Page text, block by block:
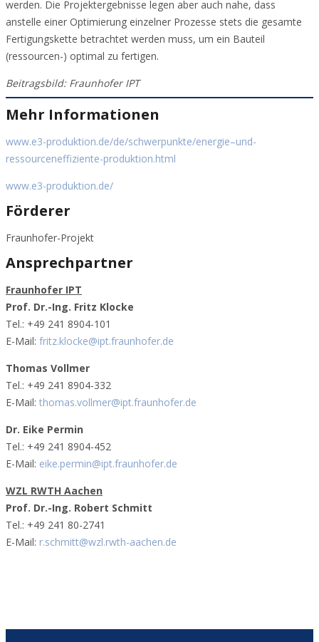
werden. Die Projektergebnisse legen aber auch nahe, dass
anstelle einer Optimierung einzelner Prozesse stets die gesamte
Fertigungskette betrachtet werden muss, um ein Bauteil
(ressourcen-) optimal zu fertigen.
Beitragsbild: Fraunhofer IPT
Mehr Informationen
www.e3-produktion.de/de/schwerpunkte/energie–und-
ressourceneffiziente-produktion.html
www.e3-produktion.de/
Förderer
Fraunhofer-Projekt
Ansprechpartner
Fraunhofer IPT
Prof. Dr.-Ing. Fritz Klocke
Tel.: +49 241 8904-101
E-Mail: fritz.klocke@ipt.fraunhofer.de
Thomas Vollmer
Tel.: +49 241 8904-332
E-Mail: thomas.vollmer@ipt.fraunhofer.de
Dr. Eike Permin
Tel.: +49 241 8904-452
E-Mail: eike.permin@ipt.fraunhofer.de
WZL RWTH Aachen
Prof. Dr.-Ing. Robert Schmitt
Tel.: +49 241 80-2741
E-Mail: r.schmitt@wzl.rwth-aachen.de